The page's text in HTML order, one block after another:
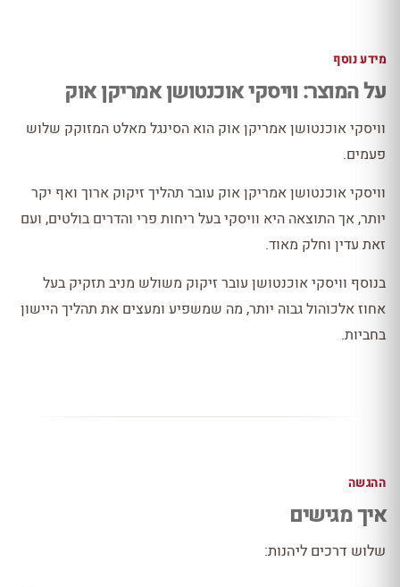
מידע נוסף
על המוצר: וויסקי אוכנטושן אמריקן אוק
וויסקי אוכנטושן אמריקן אוק הוא הסינגל מאלט המזוקק שלוש
פעמים.
וויסקי אוכנטושן אמריקן אוק עובר תהליך זיקוק ארוך ואף יקר
יותר, אך התוצאה היא וויסקי בעל ריחות פרי והדרים בולטים, ועם
זאת עדין וחלק מאוד.
בנוסף וויסקי אוכנטושן עובר זיקוק משולש מניב תזקיק בעל
אחוז אלכוהול גבוה יותר, מה שמשפיע ומעצים את תהליך היישון
בחביות.
ההגשה
איך מגישים
שלוש דרכים ליהנות: